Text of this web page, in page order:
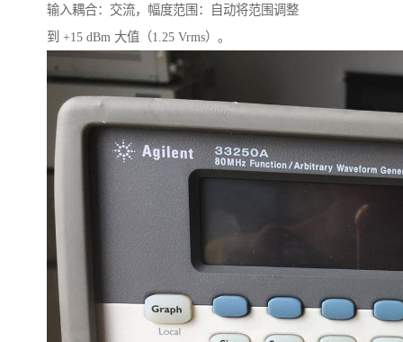
输入耦合：交流，幅度范围：自动将范围调整
到 +15 dBm 大值（1.25 Vrms）。